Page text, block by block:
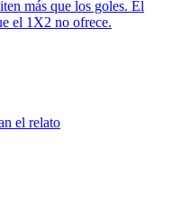
más que los goles. El
el 1X2 no ofrece.
el relato